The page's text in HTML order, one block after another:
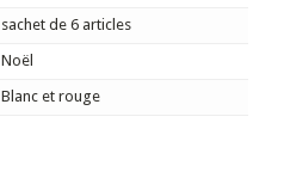
sachet de 6 articles
Noël
Blanc et rouge